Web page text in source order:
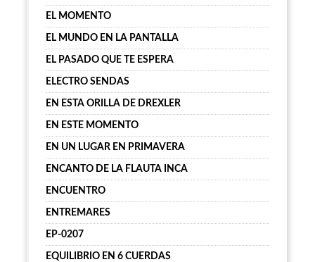
EL MOMENTO
EL MUNDO EN LA PANTALLA
EL PASADO QUE TE ESPERA
ELECTRO SENDAS
EN ESTA ORILLA DE DREXLER
EN ESTE MOMENTO
EN UN LUGAR EN PRIMAVERA
ENCANTO DE LA FLAUTA INCA
ENCUENTRO
ENTREMARES
EP-0207
EQUILIBRIO EN 6 CUERDAS